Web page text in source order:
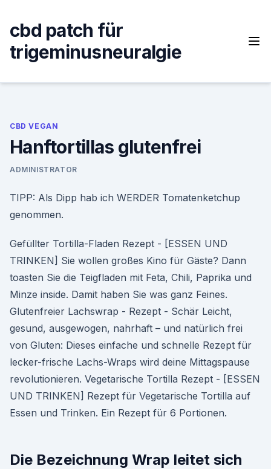
content
cbd patch für
trigeminusneuralgie
CBD VEGAN
Hanftortillas glutenfrei
ADMINISTRATOR
TIPP: Als Dipp hab ich WERDER Tomatenketchup
genommen.
Gefüllter Tortilla-Fladen Rezept - [ESSEN UND
TRINKEN] Sie wollen großes Kino für Gäste? Dann
toasten Sie die Teigfladen mit Feta, Chili, Paprika und
Minze inside. Damit haben Sie was ganz Feines.
Glutenfreier Lachswrap - Rezept - Schär Leicht,
gesund, ausgewogen, nahrhaft – und natürlich frei
von Gluten: Dieses einfache und schnelle Rezept für
lecker-frische Lachs-Wraps wird deine Mittagspause
revolutionieren. Vegetarische Tortilla Rezept - [ESSEN
UND TRINKEN] Rezept für Vegetarische Tortilla auf
Essen und Trinken. Ein Rezept für 6 Portionen.
Die Bezeichnung Wrap leitet sich